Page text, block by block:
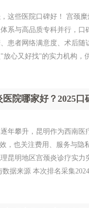
这些医院口碑好！ 宫颈
系与高品质专科并行，
患者网络满意度、术后
心又好找"的实力机构，
医院哪家好？2025
年攀升，昆明作为西南
，也关注费用、服务与隐
昆明地区宫颈炎诊疗实
据来源 本次排名采集